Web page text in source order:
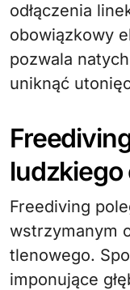
odłączenia
obowiązkowy
pozwala
uniknąć
Freediving
wstrzymanym
tlenowego.
imponujące